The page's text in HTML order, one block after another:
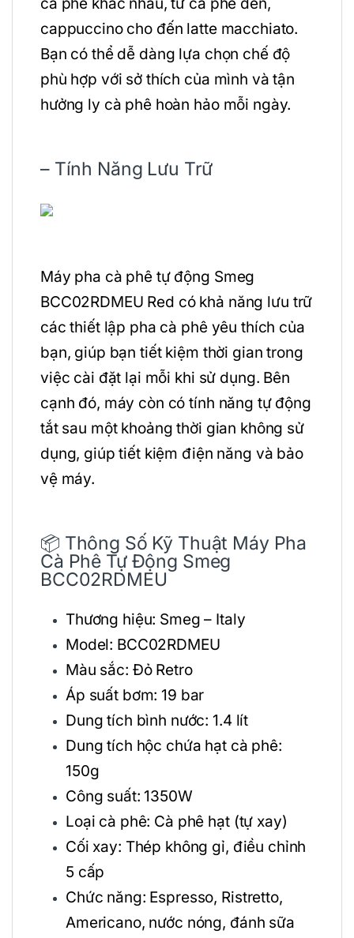
cappuccino cho đến latte macchiato.
Bạn có thể dễ dàng lựa chọn chế độ
phù hợp với sở thích của mình và tận
hưởng ly cà phê hoàn hảo mỗi ngày.
– Tính Năng Lưu Trữ
Máy pha cà phê tự động Smeg
BCC02RDMEU Red có khả năng lưu trữ
các thiết lập pha cà phê yêu thích của
bạn, giúp bạn tiết kiệm thời gian trong
việc cài đặt lại mỗi khi sử dụng. Bên
cạnh đó, máy còn có tính năng tự động
tắt sau một khoảng thời gian không sử
dụng, giúp tiết kiệm điện năng và bảo
vệ máy.
📦 Thông Số Kỹ Thuật Máy Pha
Cà Phê Tự Động Smeg
BCC02RDMEU
Thương hiệu: Smeg – Italy
Model: BCC02RDMEU
Màu sắc: Đỏ Retro
Áp suất bơm: 19 bar
Dung tích bình nước: 1.4 lít
Dung tích hộc chứa hạt cà phê:
150g
Công suất: 1350W
Loại cà phê: Cà phê hạt (tự xay)
Cối xay: Thép không gỉ, điều chỉnh
5 cấp
Chức năng: Espresso, Ristretto,
Americano, nước nóng, đánh sữa